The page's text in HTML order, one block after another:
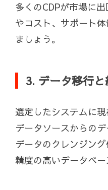
多くのCDPが市場に
やコスト、サポート
ましょう。
3. データ移行
選定したシステムに
データソースからのデ
データのクレンジン
精度の高いデータベー